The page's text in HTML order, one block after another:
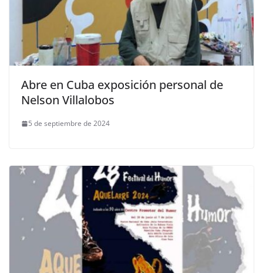
Abre en Cuba exposición personal de
Nelson Villalobos
5 de septiembre de 2024